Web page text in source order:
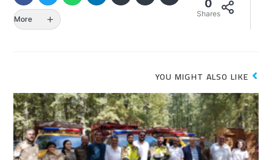
0
Shares
More
YOU MIGHT ALSO LIKE